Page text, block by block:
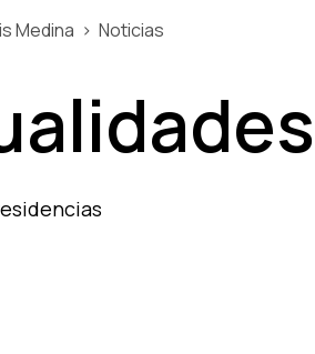
Medina Noticias